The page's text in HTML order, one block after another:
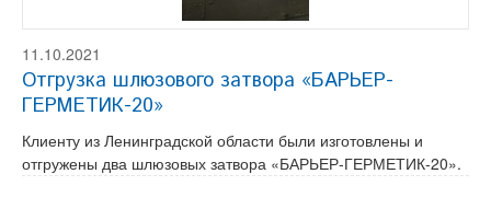
11.10.2021
Отгрузка шлюзового затвора «БАРЬЕР-
ГЕРМЕТИК-20»
Клиенту из Ленинградской области были изготовлены и
отгружены два шлюзовых затвора «БАРЬЕР-ГЕРМЕТИК-20».